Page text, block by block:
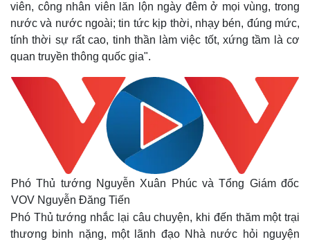
viên, công nhân viên lăn lộn ngày đêm ở mọi vùng, trong
nước và nước ngoài; tin tức kịp thời, nhạy bén, đúng mức,
tính thời sự rất cao, tinh thần làm việc tốt, xứng tầm là cơ
quan truyền thông quốc gia".
Phó Thủ tướng Nguyễn Xuân Phúc và Tổng Giám đốc
VOV Nguyễn Đăng Tiến
Phó Thủ tướng nhắc lại câu chuyện, khi đến thăm một trại
thương binh nặng, một lãnh đạo Nhà nước hỏi nguyện